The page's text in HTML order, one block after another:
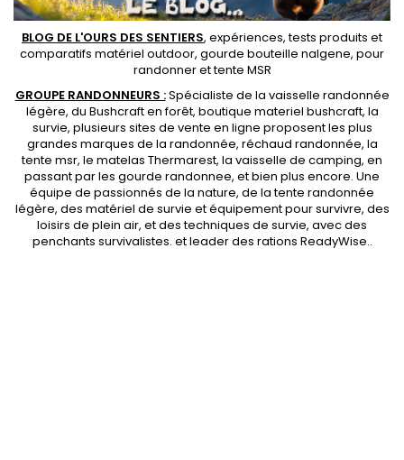
BLOG DE L'OURS DES SENTIERS, expériences, tests produits et
comparatifs matériel outdoor, gourde bouteille nalgene, pour
randonner ettente MSR
GROUPE RANDONNEURS :Spécialiste de la vaisselle randonnée
légère, du Bushcraft en forêt, boutique materiel bushcraft, la
survie, plusieurs sites de vente en ligne proposent les plus
grandes marques de la randonnée, réchaud randonnée, la
tente msr, le matelas Thermarest, la vaisselle de camping, en
passant par les gourde randonnee, et bien plus encore. Une
équipe de passionnés de la nature, de latente randonnée
légère, des matériel de survie et équipement pour survivre, des
loisirs de plein air, et des techniques de survie, avec des
penchants survivalistes. et leader des rations ReadyWise..